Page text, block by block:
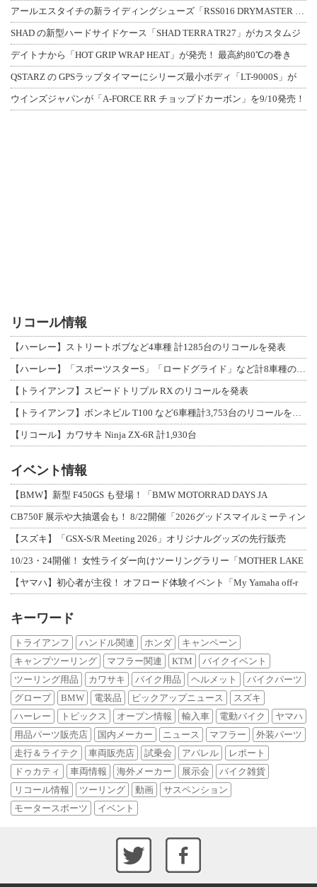
SHAD の新型ハードサイドケース「SHAD TERRA TR27」がカスタムジ
デイトナから「HOT GRIP WRAP HEAT」が発売！ 最高約80℃の巻き
QSTARZ の GPSラップタイマーにシリーズ最小ボディ「LT-9000S」が
ウインズジャパンが「A-FORCE RR チョップドカーボン」を9/10発売！
リコール情報
【ハーレー】ストリートボブなど4車種 計1285台のリコールを発表
【トライアンフ】スピードトリプル RX のリコールを発表
【リコール】カワサキ Ninja ZX-6R 計1,930台
イベント情報
【BMW】新型 F450GS も登場！「BMW MOTORRAD DAYS JA
CB750F 展示や大抽選会も！ 8/22開催「2026グッドスマイルミーティン
【スズキ】「GSX-S/R Meeting 2026」オリジナルグッズの先行販売
10/23・24開催！ 女性ライダー向けツーリングラリー「MOTHER LAKE
【ヤマハ】初心者が主役！ オフロード体験イベント「My Yamaha off-r
キーワード
トライアンフ ハンドル関連 ホンダ
キャンペーン
キャンプツーリング
マフラー関連 KTM
バイクイベント
ツーリング用品
カワサキ バイク用品 ヘルメット
バイクパーツ
グローブ
BMW 電装品 ピックアップニュース
スズキ
ハーレー
トピックス オープン情報 輸入車 電動バイク
ヤマハ
用品パーツ販売店
国内メーカー ニュース マフラー
外装パーツ
走行＆ライテク
車両販売店 試乗会 アパレル
レポート
ドゥカティ
車両情報 海外メーカー 展示会
バイク雑貨
リコール情報
ツーリング 動画
サスペンション
モータースポーツ
イベント